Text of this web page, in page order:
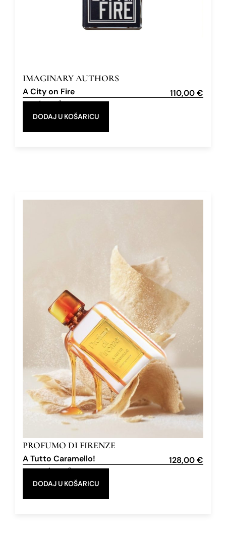
IMAGINARY AUTHORS
A City on Fire 110,00€
Eau de Parfum
DODAJ U KOŠARICU
PROFUMO DI FIRENZE
A Tutto Caramello! 128,00€
Extrait de Parfum
DODAJ U KOŠARICU